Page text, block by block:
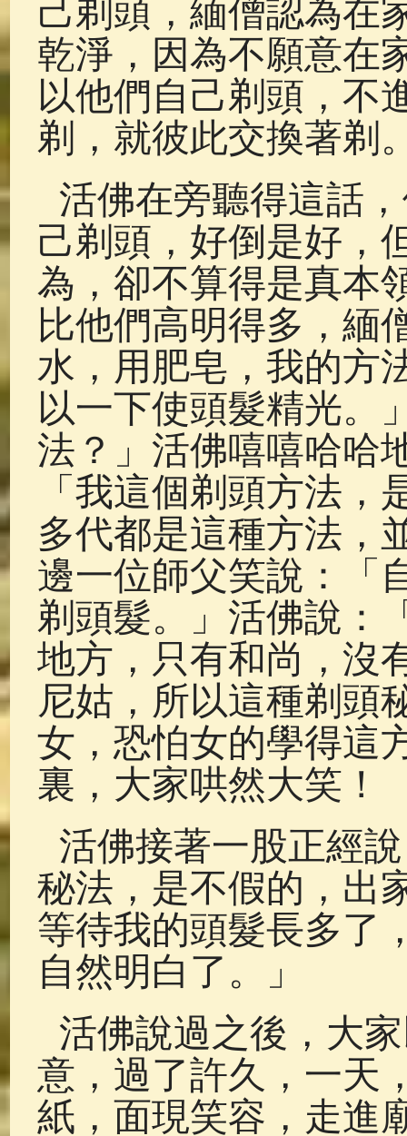
己剃頭，緬僧認為在
乾淨，因為不願意在
以他們自己剃頭，不
剃，就彼此交換著剃
活佛在旁聽得這話
己剃頭，好倒是好，
為，卻不算得是真本
比他們高明得多，緬
水，用肥皂，我的方
以一下使頭髮精光。
法？」活佛嘻嘻哈哈
「我這個剃頭方法
多代都是這種方法，
邊一位師父笑說：「
剃頭髮。」活佛說：
地方，只有和尚，沒
尼姑，所以這種剃頭
女，恐怕女的學得這
裏，大家哄然大笑！
活佛接著一股正經
秘法，是不假的，出
等待我的頭髮長多了
自然明白了。」
活佛說過之後，大
意，過了許久，一天
紙，面現笑容，走進